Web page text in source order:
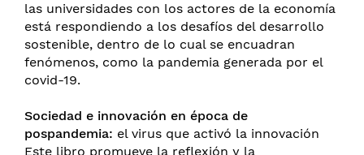
las universidades con los actores de la economía
está respondiendo a los desafíos del desarrollo
sostenible, dentro de lo cual se encuadran
fenómenos, como la pandemia generada por el
covid-19.
Sociedad e innovación en época de
pospandemia: el virus que activó la innovación
Este libro promueve la reflexión y la